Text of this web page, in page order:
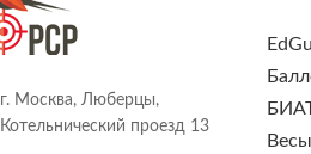
г. Москва, Люберцы,
Котельнический проезд 13
Весы